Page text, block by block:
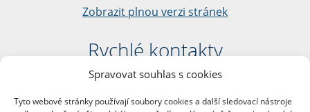
Spravovat souhlas s cookies
Tyto webové stránky používají soubory cookies a další sledovací nástroje
Zobrazit plnou verzi stránek
Rychlé kontakty
Filozofická fakulta
nám. Jana Palacha 1/2